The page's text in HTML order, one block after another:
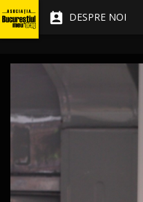
 DESPRE NOI